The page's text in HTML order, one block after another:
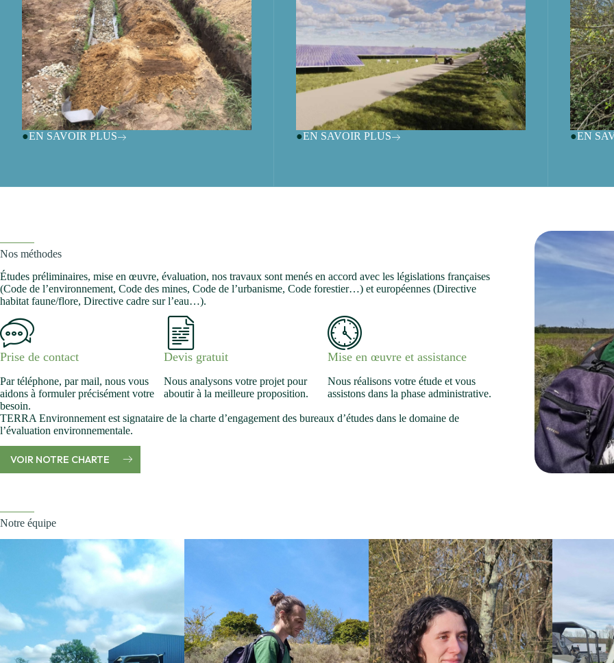
EN SAVOIR PLUS EN SAVOIR PLUS EN
Nos méthodes
Études préliminaires, mise en œuvre, évaluation, nos travaux sont menés en accord avec les législations françaises
(Code de l’environnement, Code des mines, Code de l’urbanisme, Code forestier…) et européennes (Directive
habitat faune/flore, Directive cadre sur l’eau…).
Prise de contact
Par téléphone, par mail, nous vous
aidons à formuler précisément votre
besoin.
Devis gratuit
Nous analysons votre projet pour
aboutir à la meilleure proposition.
Mise en œuvre et assistance
Nous réalisons votre étude et vous
assistons dans la phase administrative.
TERRA Environnement est signataire de la charte d’engagement des bureaux d’études dans le domaine de
l’évaluation environnementale.
VOIR NOTRE CHARTE
Notre équipe